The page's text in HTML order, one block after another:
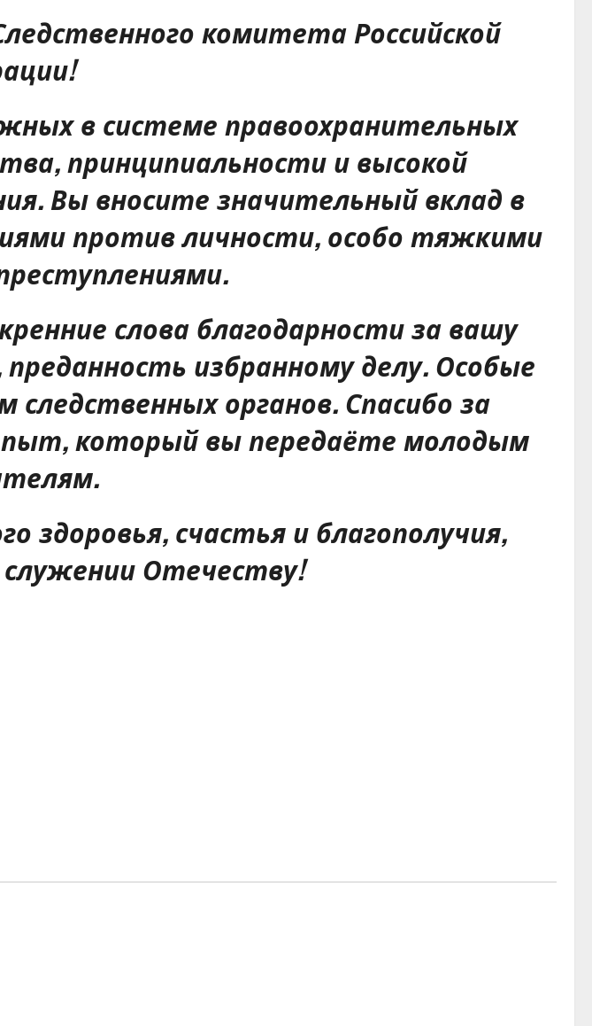
комитета Российской
в системе правоохранительных
принципиальности и высокой
Вы вносите значительный вклад в
против личности, особо тяжкими
слова благодарности за вашу
избранному делу. Особые
органов. Спасибо за
который вы передаёте молодым
здоровья, счастья и благополучия,
служении Отечеству!